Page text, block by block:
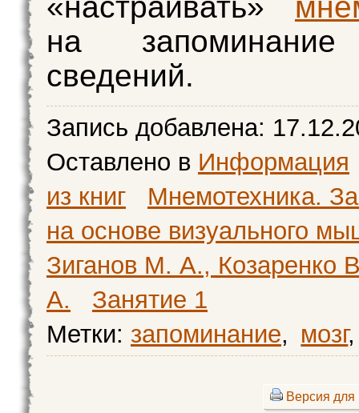
на
сведений.
Запись добавлена:
Оставлено в Информация
из книг
Мнемотехника.
на основе визуального
Зиганов М. А., Козаренко
А.
Занятие 1
Метки: запоминание, мозг,
Версия для